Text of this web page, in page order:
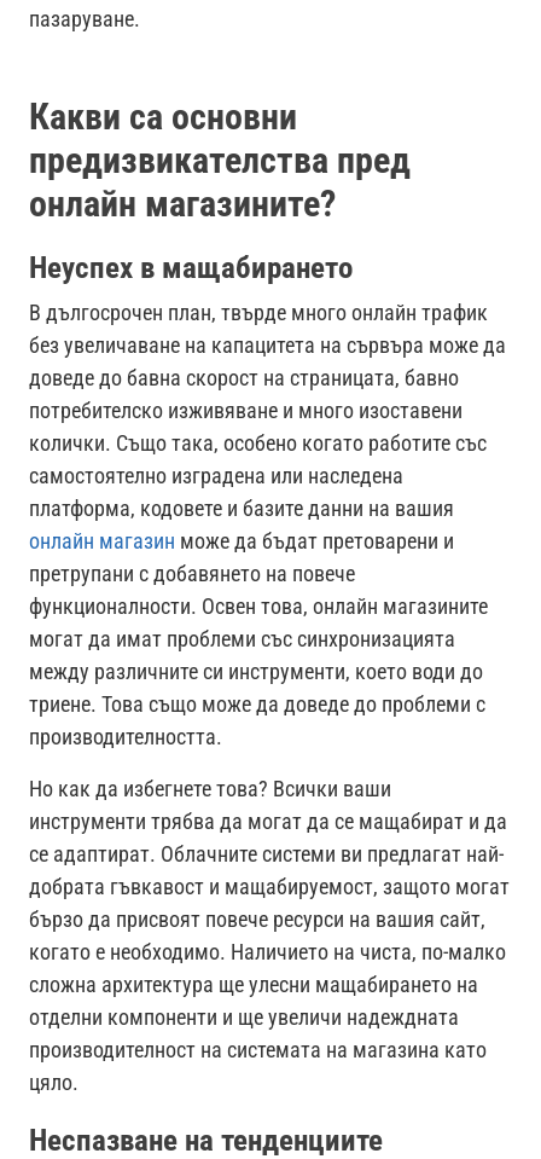
пазаруване.
Какви са основни
предизвикателства пред
онлайн магазините?
Неуспех в мащабирането
В дългосрочен план, твърде много онлайн трафик
без увеличаване на капацитета на сървъра може да
доведе до бавна скорост на страницата, бавно
потребителско изживяване и много изоставени
колички. Също така, особено когато работите със
самостоятелно изградена или наследена
платформа, кодовете и базите данни на вашия
онлайн магазин може да бъдат претоварени и
претрупани с добавянето на повече
функционалности. Освен това, онлайн магазините
могат да имат проблеми със синхронизацията
между различните си инструменти, което води до
триене. Това също може да доведе до проблеми с
производителността.
Но как да избегнете това? Всички ваши
инструменти трябва да могат да се мащабират и да
се адаптират. Облачните системи ви предлагат най-
добрата гъвкавост и мащабируемост, защото могат
бързо да присвоят повече ресурси на вашия сайт,
когато е необходимо. Наличието на чиста, по-малко
сложна архитектура ще улесни мащабирането на
отделни компоненти и ще увеличи надеждната
производителност на системата на магазина като
цяло.
Неспазване на тенденциите